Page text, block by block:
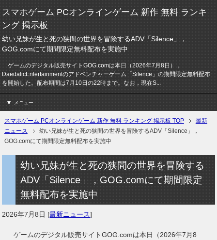
スマホゲーム PCオンラインゲーム 新作 無料 ランキ
ング 掲示板
幼い兄妹が生と死の狭間の世界を冒険するADV「Silence」，
GOG.comにて期間限定無料配布を実施中
ゲームのデジタル販売サイトGOG.comは本日（2026年7月8日），
DaedalicEntertainmentのアドベンチャーゲーム「Silence」の期間限定無料配布
を開始した。配布期間は7月10日の22時まで。なお，現在S...
メニュー
スマホゲーム PCオンラインゲーム 新作 無料 ランキング 掲示板 TOP
最新
ニュース
幼い兄妹が生と死の狭間の世界を冒険するADV「Silence」，
GOG.comにて期間限定無料配布を実施中
幼い兄妹が生と死の狭間の世界を冒険する
ADV「Silence」，GOG.comにて期間限定
無料配布を実施中
2026年7月8日 [最新ニュース]
ゲームのデジタル販売サイトGOG.comは本日（2026年7月8